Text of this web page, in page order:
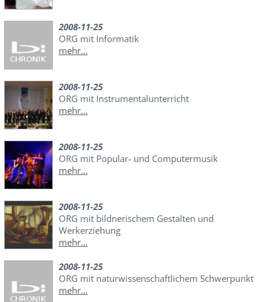
2008-11-25
ORG mit Informatik
mehr...
2008-11-25
ORG mit Instrumentalunterricht
mehr...
2008-11-25
ORG mit Popular- und Computermusik
mehr...
2008-11-25
ORG mit bildnerischem Gestalten und
Werkerziehung
mehr...
2008-11-25
ORG mit naturwissenschaftlichem Schwerpunkt
mehr...